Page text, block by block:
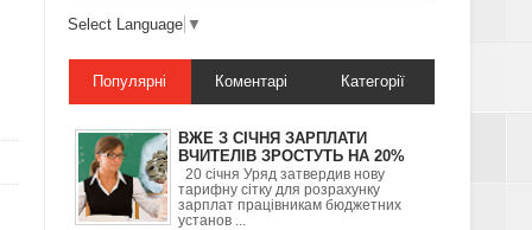
– ДПС
ТА ЯК
Select Language ▼
Популярні Коментарі Категорії
ВЖЕ З СІЧНЯ ЗАРПЛАТИ
ВЧИТЕЛІВ ЗРОСТУТЬ НА 20%
20 січня Уряд затвердив нову
тарифну сітку для розрахунку
зарплат працівникам бюджетних
установ ...